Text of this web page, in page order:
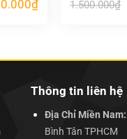
₫Giá
hiện
1.500.000₫
Thông tin liên hệ
Địa Chỉ Miền Nam:
Bình Tân TPHCM